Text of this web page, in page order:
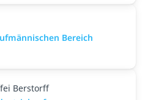
Bereich
Berstorff